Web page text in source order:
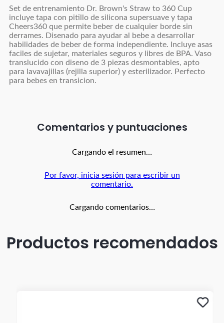
Set de entrenamiento Dr. Brown's Straw to 360 Cup
incluye tapa con pitillo de silicona supersuave y tapa
Cheers360 que permite beber de cualquier borde sin
derrames. Disenado para ayudar al bebe a desarrollar
habilidades de beber de forma independiente. Incluye asas
faciles de sujetar, materiales seguros y libres de BPA. Vaso
translucido con diseno de 3 piezas desmontables, apto
para lavavajillas (rejilla superior) y esterilizador. Perfecto
para bebes en transicion.
Comentarios
Cargando el resumen…
Por favor, inicia sesión para escribir un
comentario.
Cargando comentarios…
Productos recomendados